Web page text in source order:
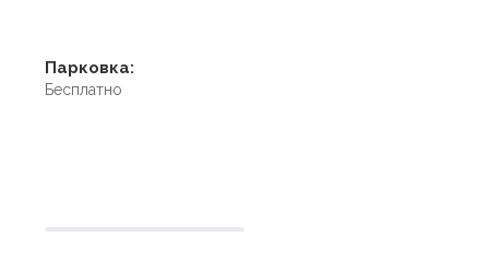
Парковка:
Бесплатно